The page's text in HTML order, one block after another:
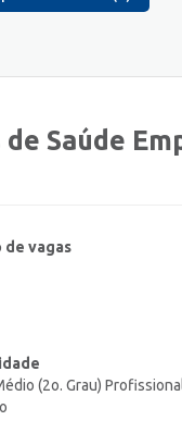
Saúde
de vagas
(2o. Grau)